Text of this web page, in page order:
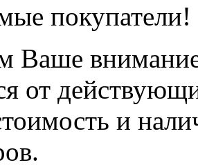
покупатели!
Ваше
от
и